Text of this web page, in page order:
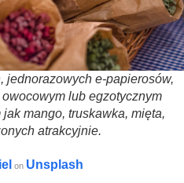
jednorazowych e-papierosów,
lub egzotycznym
mango, truskawka, mięta,
atrakcyjnie.
on Unsplash